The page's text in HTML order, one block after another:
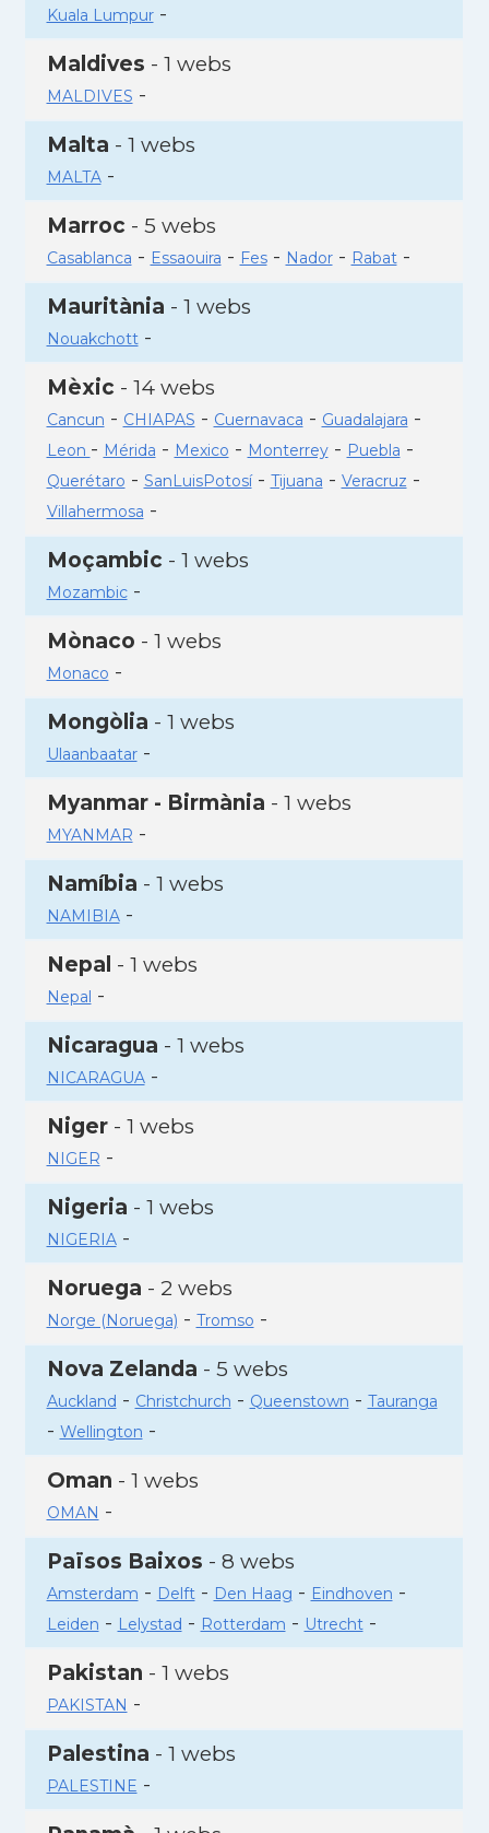
Kuala Lumpur-
Maldives - 1 webs
MALDIVES -
Malta - 1 webs
MALTA-
Marroc - 5 webs
Casablanca - Essaouira - Fes- Nador- Rabat-
Mauritània - 1 webs
Nouakchott-
Mèxic - 14 webs
Cancun - CHIAPAS - Cuernavaca - Guadalajara -
Leon - Mérida - Mexico - Monterrey- Puebla -
Querétaro - SanLuisPotosí- Tijuana - Veracruz -
Villahermosa -
Moçambic - 1 webs
Mozambic-
Mònaco - 1 webs
Monaco -
Mongòlia - 1 webs
Ulaanbaatar-
Myanmar - Birmània - 1 webs
MYANMAR -
Namíbia - 1 webs
NAMIBIA-
Nepal - 1 webs
Nepal -
Nicaragua - 1 webs
NICARAGUA-
Niger- 1 webs
NIGER -
Nigeria - 1 webs
NIGERIA-
Noruega - 2 webs
Norge (Noruega) - Tromso -
Nova Zelanda - 5 webs
Auckland - Christchurch - Queenstown - Tauranga
- Wellington -
Oman - 1 webs
OMAN -
Països Baixos - 8 webs
Amsterdam - Delft- Den Haag - Eindhoven -
Leiden - Lelystad - Rotterdam - Utrecht-
Pakistan - 1 webs
PAKISTAN -
Palestina - 1 webs
PALESTINE -